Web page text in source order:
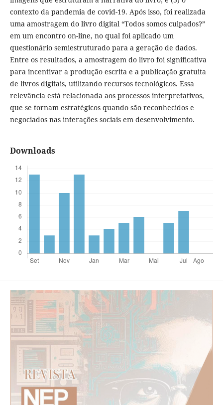
contexto da pandemia de covid-19. Após isso, foi realizada
uma amostragem do livro digital “Todos somos culpados?”
em um encontro on-line, no qual foi aplicado um
questionário semiestruturado para a geração de dados.
Entre os resultados, a amostragem do livro foi significativa
para incentivar a produção escrita e a publicação gratuita
de livros digitais, utilizando recursos tecnológicos. Essa
relevância está relacionada aos processos interpretativos,
que se tornam estratégicos quando são reconhecidos e
negociados nas interações sociais em desenvolvimento.
Downloads